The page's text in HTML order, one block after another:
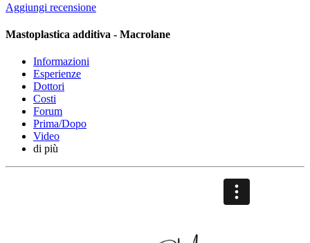
Aggiungi recensione
Mastoplastica additiva - Macrolane
Informazioni
Esperienze
Dottori
Costi
Forum
Prima/Dopo
Video
di più